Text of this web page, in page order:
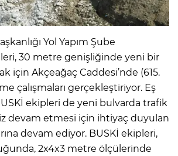
Yol Yapım Şube
30 metre genişliğinde yeni bir
için Akçeağaç Caddesi’nde (615.
çalışmaları gerçekleştiriyor. Eş
ekipleri de yeni bulvarda trafik
devam etmesi için ihtiyaç duyulan
devam ediyor. BUSKİ ekipleri,
2x4x3 metre ölçülerinde